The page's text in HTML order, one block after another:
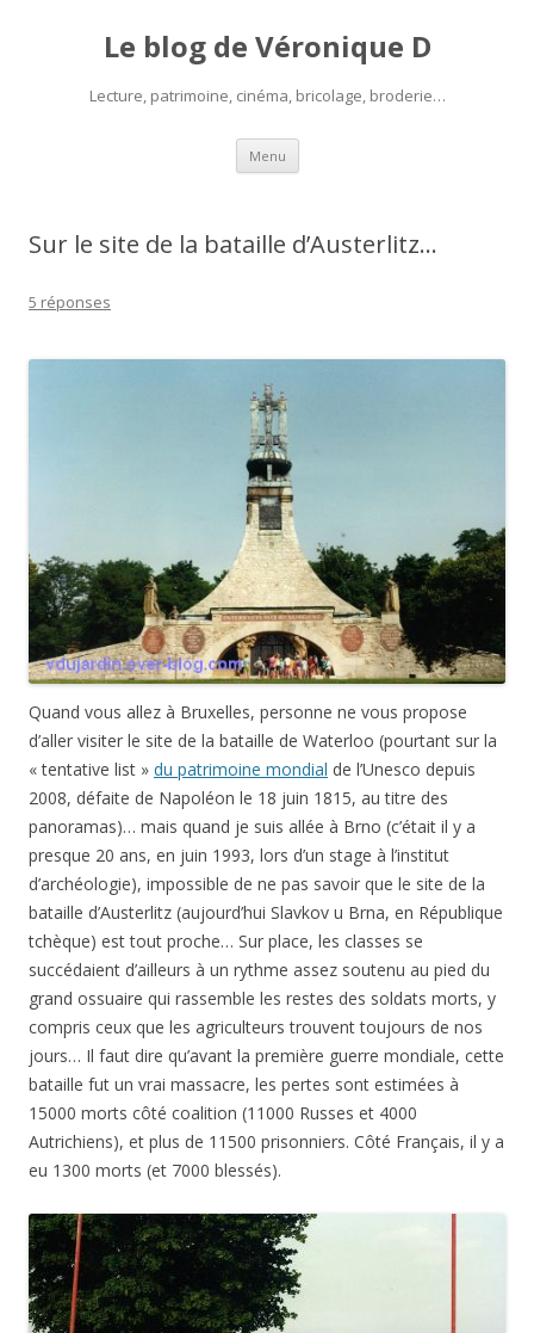
Le blog de Véronique D
Lecture, patrimoine, cinéma, bricolage, broderie…
Menu Aller
contenu
Sur le site de la bataille d’Austerlitz…
5 réponses
Quand vous allez à Bruxelles, personne ne vous propose
d’aller visiter le site de la bataille de Waterloo (pourtant sur la
« tentative list » du patrimoine mondial de l’Unesco depuis
2008, défaite de Napoléon le 18 juin 1815, au titre des
panoramas)… mais quand je suis allée à Brno (c’était il y a
presque 20 ans, en juin 1993, lors d’un stage à l’institut
d’archéologie), impossible de ne pas savoir que le site de la
bataille d’Austerlitz (aujourd’hui Slavkov u Brna, en République
tchèque) est tout proche… Sur place, les classes se
succédaient d’ailleurs à un rythme assez soutenu au pied du
grand ossuaire qui rassemble les restes des soldats morts, y
compris ceux que les agriculteurs trouvent toujours de nos
jours… Il faut dire qu’avant la première guerre mondiale, cette
bataille fut un vrai massacre, les pertes sont estimées à
15000 morts côté coalition (11000 Russes et 4000
Autrichiens), et plus de 11500 prisonniers. Côté Français, il y a
eu 1300 morts (et 7000 blessés).